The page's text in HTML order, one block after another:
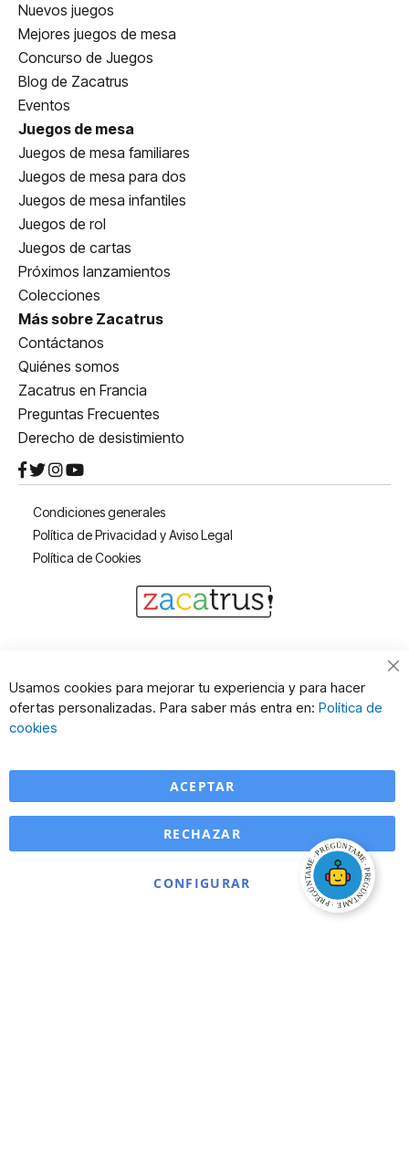
Nuevos juegos
Mejores juegos de mesa
Concurso de Juegos
Blog de Zacatrus
Eventos
Juegos de mesa
Juegos de mesa familiares
Juegos de mesa para dos
Juegos de mesa infantiles
Juegos de rol
Juegos de cartas
Próximos lanzamientos
Colecciones
Más sobre Zacatrus
Contáctanos
Quiénes somos
Zacatrus en Francia
Preguntas Frecuentes
Derecho de desistimiento
Condiciones generales
Política de Privacidad y Aviso Legal
Política de Cookies
Usamos cookies para mejorar tu experiencia y para hacer
ofertas personalizadas. Para saber más entra en: Política de
cookies
ACEPTAR
CONFIGURAR
RECHAZAR